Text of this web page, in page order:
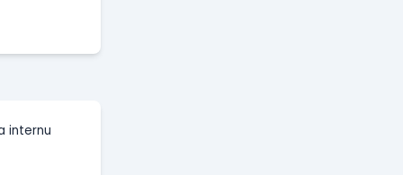
internu